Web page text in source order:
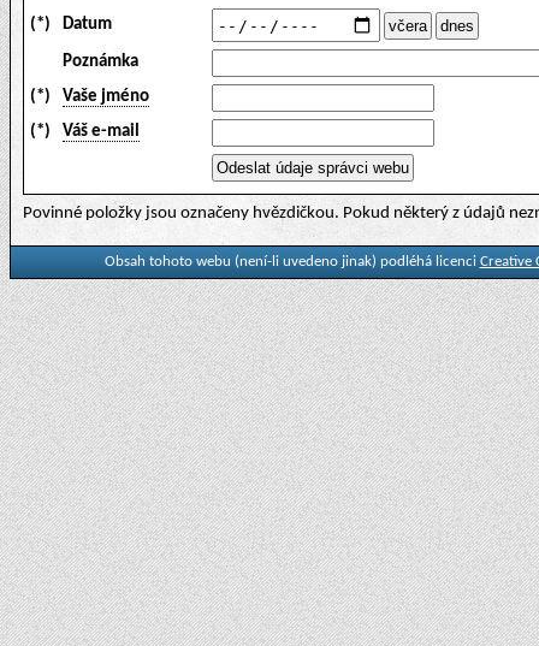
(*) Datum
Poznámka
(*)
Vaše jméno
(*)
Váš e-mail
Povinné položky jsou označeny hvězdičkou. Pokud některý z údajů
Obsah tohoto webu (není-li uvedeno jinak) podléhá licenci Creative